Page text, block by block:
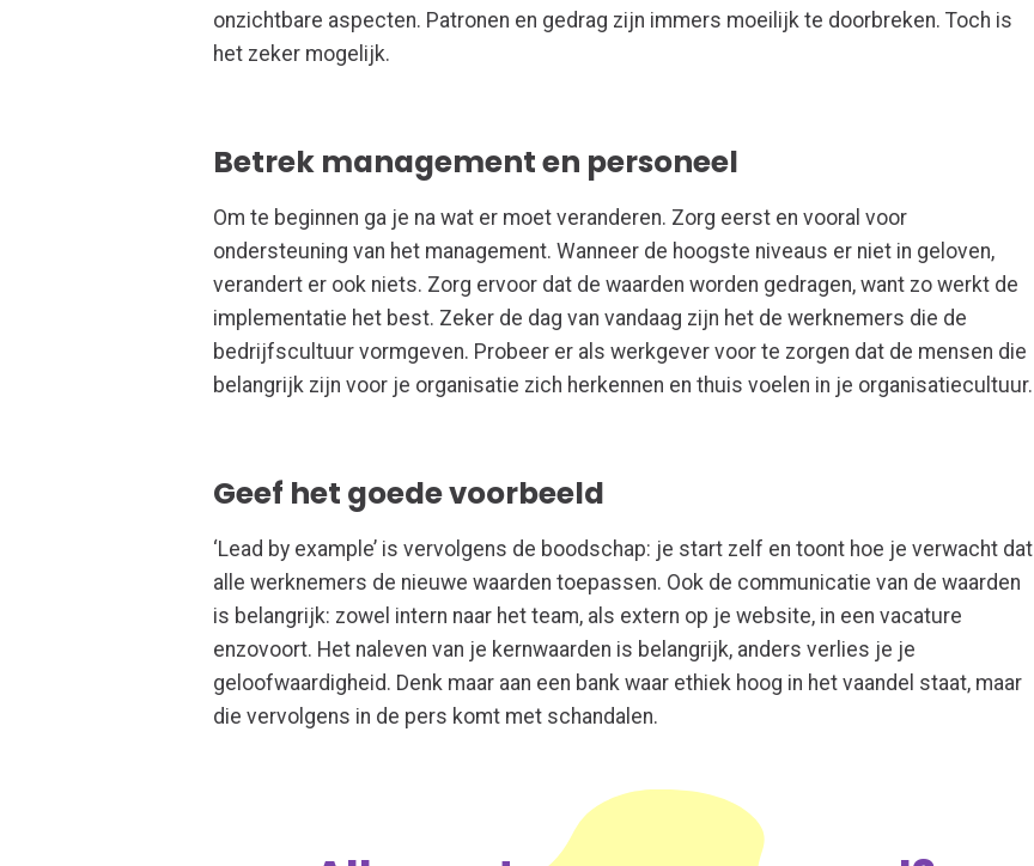
onzichtbare aspecten. Patronen en gedrag zijn immers moeilijk te doorbreken. Toch is
het zeker mogelijk.
Betrek management en personeel
Om te beginnen ga je na wat er moet veranderen. Zorg eerst en vooral voor
ondersteuning van het management. Wanneer de hoogste niveaus er niet in geloven,
verandert er ook niets. Zorg ervoor dat de waarden worden gedragen, want zo werkt de
implementatie het best. Zeker de dag van vandaag zijn het de werknemers die de
bedrijfscultuur vormgeven. Probeer er als werkgever voor te zorgen dat de mensen die
belangrijk zijn voor je organisatie zich herkennen en thuis voelen in je organisatiecultuur.
Geef het goede voorbeeld
‘Lead by example’ is vervolgens de boodschap: je start zelf en toont hoe je verwacht dat
alle werknemers de nieuwe waarden toepassen. Ook de communicatie van de waarden
is belangrijk: zowel intern naar het team, als extern op je website, in een vacature
enzovoort. Het naleven van je kernwaarden is belangrijk, anders verlies je je
geloofwaardigheid. Denk maar aan een bank waar ethiek hoog in het vaandel staat, maar
die vervolgens in de pers komt met schandalen.